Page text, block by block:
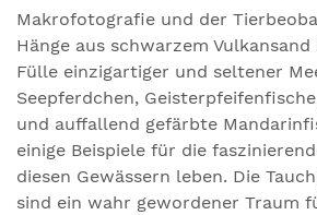
Makrofotografie und der
Hänge aus schwarzem
Fülle einzigartiger und seltener
Seepferdchen,
und auffallend gefärbte
einige Beispiele für die
diesen Gewässern leben. Die
sind ein wahr gewordener Traum